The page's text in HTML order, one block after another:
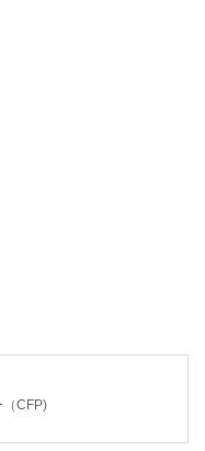
（CFP)
、金融機関にて資産運用業